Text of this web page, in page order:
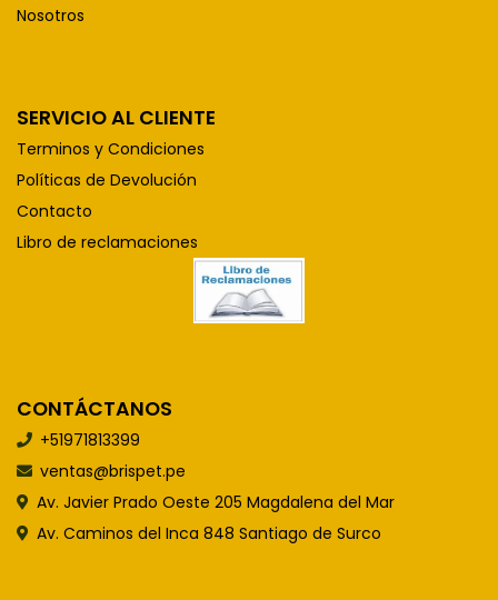
Nosotros
SERVICIO AL CLIENTE
Terminos y Condiciones
Políticas de Devolución
Contacto
Libro de reclamaciones
CONTÁCTANOS
+51971813399
ventas@brispet.pe
Av. Javier Prado Oeste 205 Magdalena del Mar
Av. Caminos del Inca 848 Santiago de Surco